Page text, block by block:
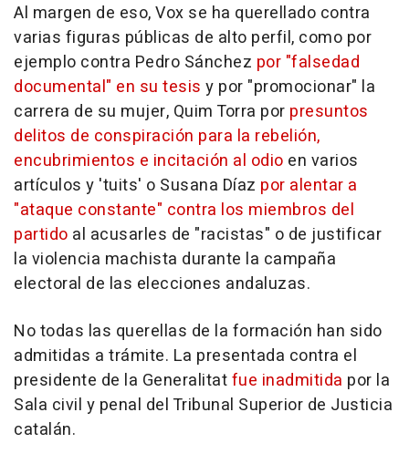
Al margen de eso, Vox se ha querellado contra
varias figuras públicas de alto perfil, como por
ejemplo contra Pedro Sánchez por "falsedad
documental" en su tesis y por "promocionar" la
carrera de su mujer, Quim Torra por presuntos
delitos de conspiración para la rebelión,
encubrimientos e incitación al odio en varios
artículos y 'tuits' o Susana Díaz por alentar a
"ataque constante" contra los miembros del
partido al acusarles de "racistas" o de justificar
la violencia machista durante la campaña
electoral de las elecciones andaluzas.
No todas las querellas de la formación han sido
admitidas a trámite. La presentada contra el
presidente de la Generalitatfue inadmitida por la
Sala civil y penal del Tribunal Superior de Justicia
catalán.